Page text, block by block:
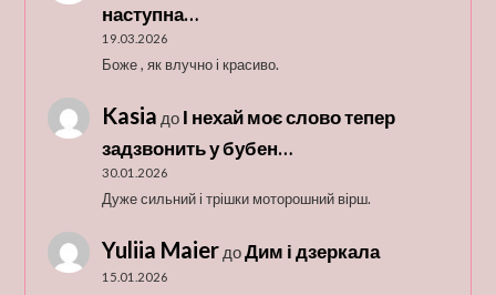
наступна…
19.03.2026
Боже , як влучно і красиво.
Kasia до І нехай моє слово тепер
задзвонить у бубен…
30.01.2026
Дуже сильний і трішки моторошний вірш.
Yuliia Maier доДим і дзеркала
15.01.2026